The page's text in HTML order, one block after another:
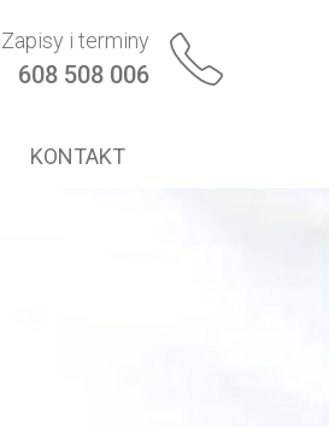
Zapisy i terminy
608 508 006
KONTAKT